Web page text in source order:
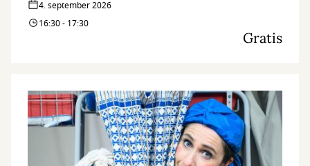
4. september 2026
16:30 - 17:30
Gratis